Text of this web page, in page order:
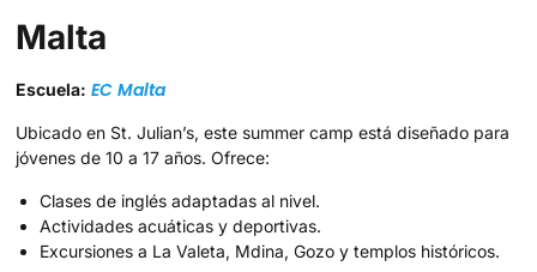
Malta
Escuela: EC Malta
Ubicado en St. Julian’s, este summer camp está diseñado para
jóvenes de 10 a 17 años. Ofrece:
Clases de inglés adaptadas al nivel.
Actividades acuáticas y deportivas.
Excursiones a La Valeta, Mdina, Gozo y templos históricos.